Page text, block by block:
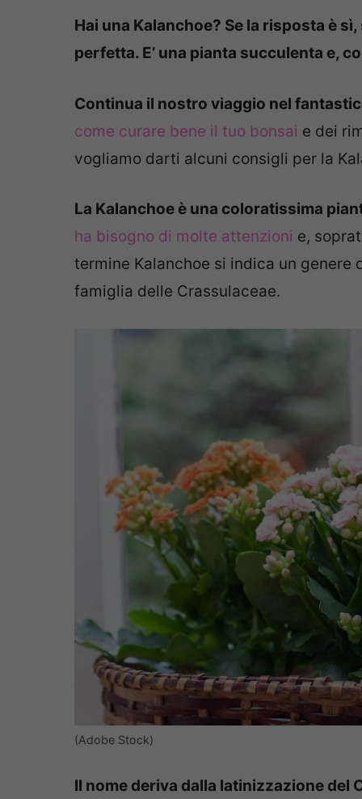
Hai una Kalanchoe? Se la risposta è
perfetta. E’ una pianta succulenta e,
Continua il nostro viaggio nel
come curare bene il tuo bonsai e dei
vogliamo darti alcuni consigli per la
La Kalanchoe è una coloratissima
ha bisogno di molte attenzioni e,
termine Kalanchoe si indica un
famiglia delle Crassulaceae.
(Adobe Stock)
Il nome deriva dalla latinizzazione del